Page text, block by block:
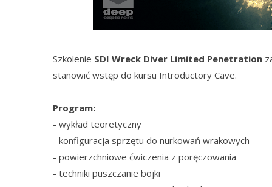
Szkolenie SDI Wreck Diver Limited Penetration
stanowić wstęp do kursu Introductory Cave.
Program:
- wykład teoretyczny
- konfiguracja sprzętu do nurkowań wrakowych
- powierzchniowe ćwiczenia z poręczowania
- techniki puszczanie bojki